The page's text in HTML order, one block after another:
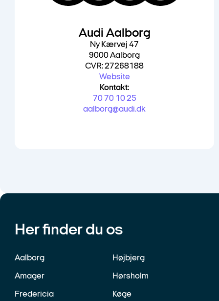
Audi Aalborg
Ny Kærvej 47
9000 Aalborg
CVR: 27268188
Website
Kontakt:
70 70 10 25
aalborg@audi.dk
Her finder du os
Aalborg
Amager
Fredericia
Højbjerg
Hørsholm
Køge